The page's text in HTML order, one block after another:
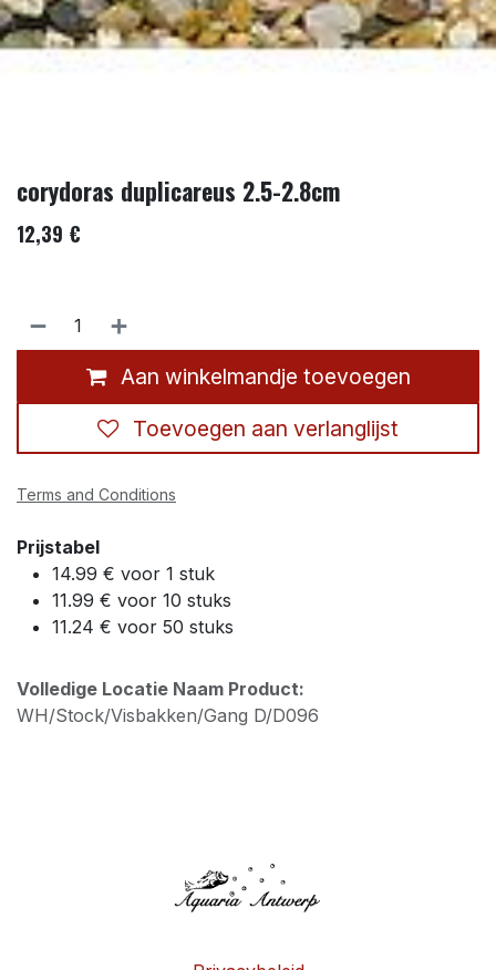
corydoras duplicareus 2.5-2.8cm
12,39 €
Aan winkelmandje toevoegen
Toevoegen aan verlanglijst
Terms and Conditions
Prijstabel
14.99 € voor 1 stuk
11.99 € voor 10 stuks
11.24 € voor 50 stuks
Volledige Locatie Naam Product:
WH/Stock/Visbakken/Gang D/D096